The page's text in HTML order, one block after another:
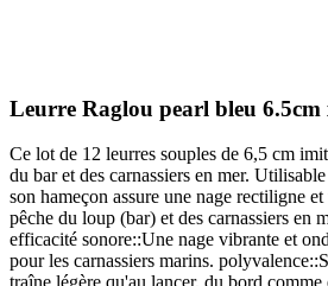
Leurre Raglou pearl bleu 6.5cm
Ce lot de 12 leurres souples de 6,5 cm
du bar et des carnassiers en mer.
son hameçon assure une nage rectiligne
pêche du loup (bar) et des carnassiers en
efficacité sonore::Une nage vibrante et
pour les carnassiers marins.